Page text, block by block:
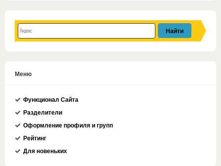
Меню
Функционал Сайта
Разделители
Оформление профиля и групп
Рейтинг
Для новеньких